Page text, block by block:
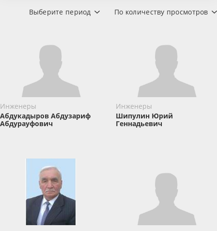
По количеству просмотров
Выберите период
Инженеры
Абдукадыров Абдузариф
Абдурауфович
Инженеры
Шипулин Юрий
Геннадьевич